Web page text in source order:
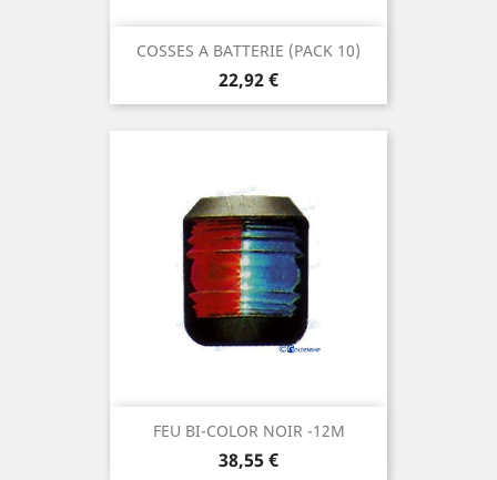
COSSES A BATTERIE (PACK 10)
Prix
22,92 €
FEU BI-COLOR NOIR -12M
Prix
38,55 €